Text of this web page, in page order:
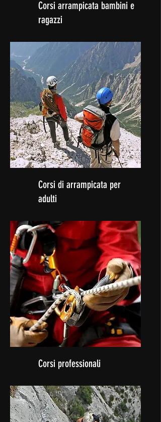
Corsi arrampicata bambini e
ragazzi
Corsi di arrampicata per
adulti
Corsi professionali